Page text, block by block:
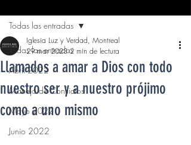
Todas las entradas
Abril 2022
Manejo de Conflictos
Mayo 2022
Junio 2022
Todas las entradas
Llamados a amar a Dios con todo
nuestro ser y a nuestro prójimo
como a uno mismo
Iglesia Luz y Verdad, Montreal
29 mar 2023 2 min de lectura